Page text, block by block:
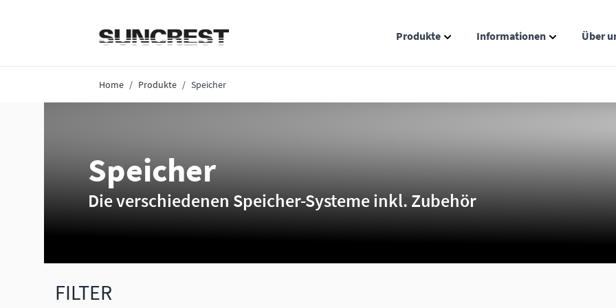
Produkte
Informationen
Über
Home / Produkte / Speicher
Speicher
Die verschiedenen Speicher-Systeme inkl. Zubehör
FILTER